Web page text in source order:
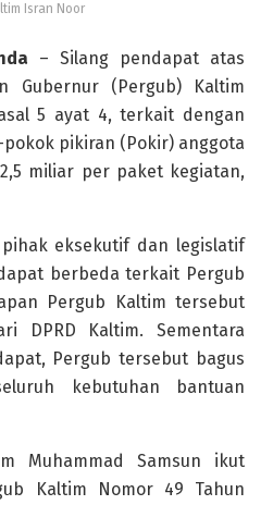
Isran Noor
– Silang pendapat atas
Gubernur (Pergub) Kaltim
5 ayat 4, terkait dengan
pikiran (Pokir) anggota
miliar per paket kegiatan,
eksekutif dan legislatif
berbeda terkait Pergub
Pergub Kaltim tersebut
DPRD Kaltim. Sementara
Pergub tersebut bagus
kebutuhan bantuan
Muhammad Samsun ikut
Kaltim Nomor 49 Tahun